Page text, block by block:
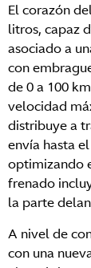
El corazón
litros, capaz
asociado a
con
de 0 a 100
velocidad
distribuye a
envía hasta
optimizando
frenado
la parte
A nivel de
con una